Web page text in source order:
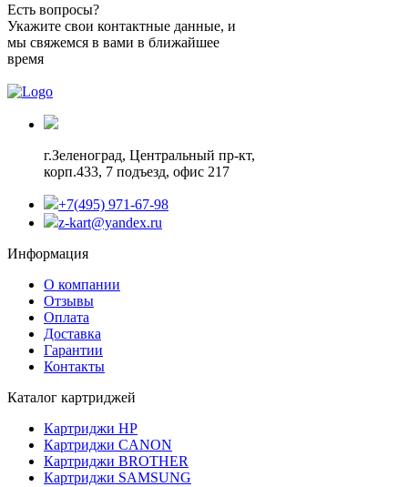
Есть вопросы?
Укажите свои контактные данные, и
мы свяжемся в вами в ближайшее
время
г.Зеленоград, Центральный пр-кт,
корп.433, 7 подъезд, офис 217
+7(495) 971-67-98
z-kart@yandex.ru
Информация
О компании
Отзывы
Оплата
Доставка
Гарантии
Контакты
Каталог картриджей
Картриджи HP
Картриджи CANON
Картриджи BROTHER
Картриджи SAMSUNG